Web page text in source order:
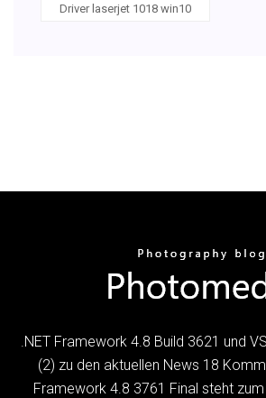
Driver laserjet 1018 win10
.NET Framework 4.8 Build 3621 und
(2) zu den aktuellen News 18
Framework 4.8 3761 Final steht